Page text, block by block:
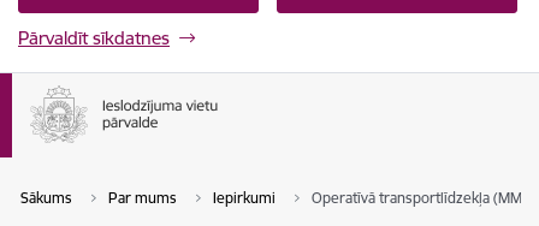
Pārvaldīt sīkdatnes
Sākums Par mums Iepirkumi Operatīvā transportlīdzekļa (MM